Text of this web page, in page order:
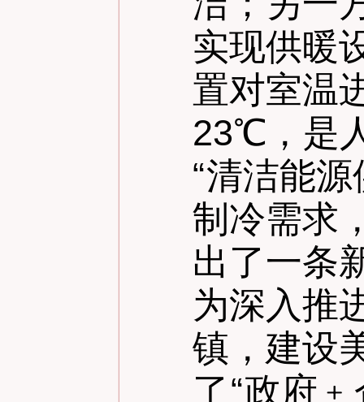
实现供暖
置对室温
23℃，是
“清洁能
制冷需求
出了一条
为深入推
镇，建设
了“政府